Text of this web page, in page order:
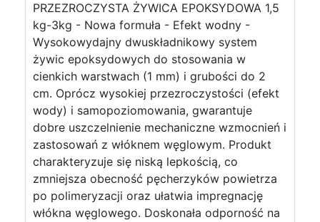
PRZEZROCZYSTA ŻYWICA EPOKSYDOWA 1,5
kg-3kg - Nowa formuła - Efekt wodny -
Wysokowydajny dwuskładnikowy system
żywic epoksydowych do stosowania w
cienkich warstwach (1 mm) i grubości do 2
cm. Oprócz wysokiej przezroczystości (efekt
wody) i samopoziomowania, gwarantuje
dobre uszczelnienie mechaniczne wzmocnień i
zastosowań z włóknem węglowym. Produkt
charakteryzuje się niską lepkością, co
zmniejsza obecność pęcherzyków powietrza
po polimeryzacji oraz ułatwia impregnację
włókna węglowego. Doskonała odporność na